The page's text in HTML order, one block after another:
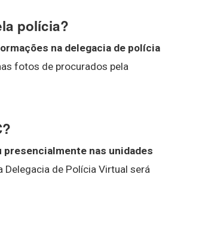
polícia?
na delegacia de polícia
fotos de procurados pela
presencialmente nas unidades
Delegacia de Polícia Virtual será